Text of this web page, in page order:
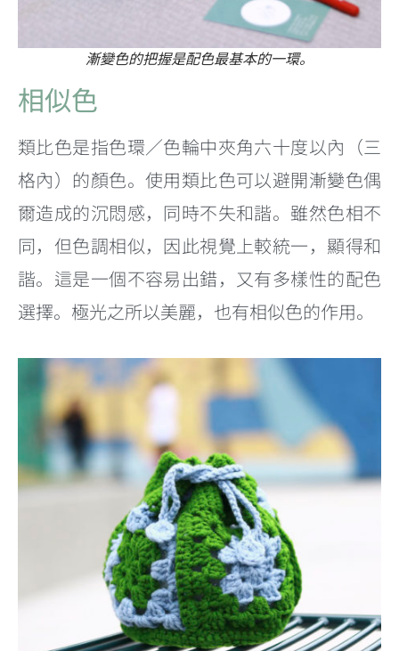
漸變色的把握是配色最基本的一環。
相似色
類比色是指色環／色輪中夾角六十度以內（三
格內）的顏色。使用類比色可以避開漸變色偶
爾造成的沉悶感，同時不失和諧。雖然色相不
同，但色調相似，因此視覺上較統一，顯得和
諧。這是一個不容易出錯，又有多樣性的配色
選擇。極光之所以美麗，也有相似色的作用。